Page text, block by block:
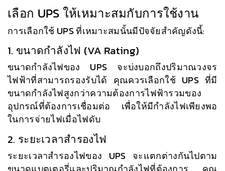
เลือก UPS ให้เหมาะสมกับการใช้งาน
การเลือกใช้ UPS ที่เหมาะสมนั้นมีปัจจัยสำคัญดังนี้:
1. ขนาดกำลังไฟ (VA Rating)
ขนาดกำลังไฟของ UPS จะบ่งบอกถึงปริมาณวงจร
ไฟฟ้าที่สามารถรองรับได้ คุณควรเลือกใช้ UPS ที่มี
ขนาดกำลังไฟสูงกว่าความต้องการไฟฟ้ารวมของ
อุปกรณ์ที่ต้องการเชื่อมต่อ เพื่อให้มีกำลังไฟเพียงพอ
ในการจ่ายไฟเมื่อไฟดับ
2. ระยะเวลาสำรองไฟ
ระยะเวลาสำรองไฟของ UPS จะแตกต่างกันไปตาม